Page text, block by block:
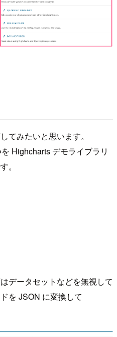
てみたいと思います。
Highcharts デモライブラリ
。
データセットなどを無視して
を JSON に変換して